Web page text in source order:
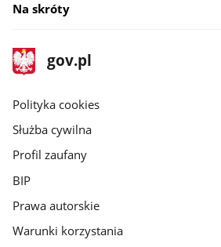
Na skróty
stopka
gov.pl
Strona
gov.pl
gov.pl
Polityka cookies
Służba cywilna
Profil zaufany
BIP
Prawa autorskie
Warunki korzystania